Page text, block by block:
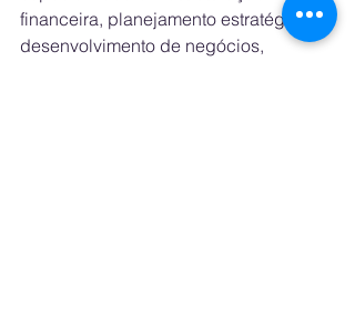
financeira, planejamento estratégico,
desenvolvimento de negócios,